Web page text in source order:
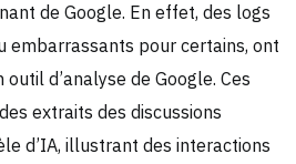
de Google. En effet, des logs
embarrassants pour certains, ont
d’analyse de Google. Ces
extraits des discussions
d’IA, illustrant des interactions